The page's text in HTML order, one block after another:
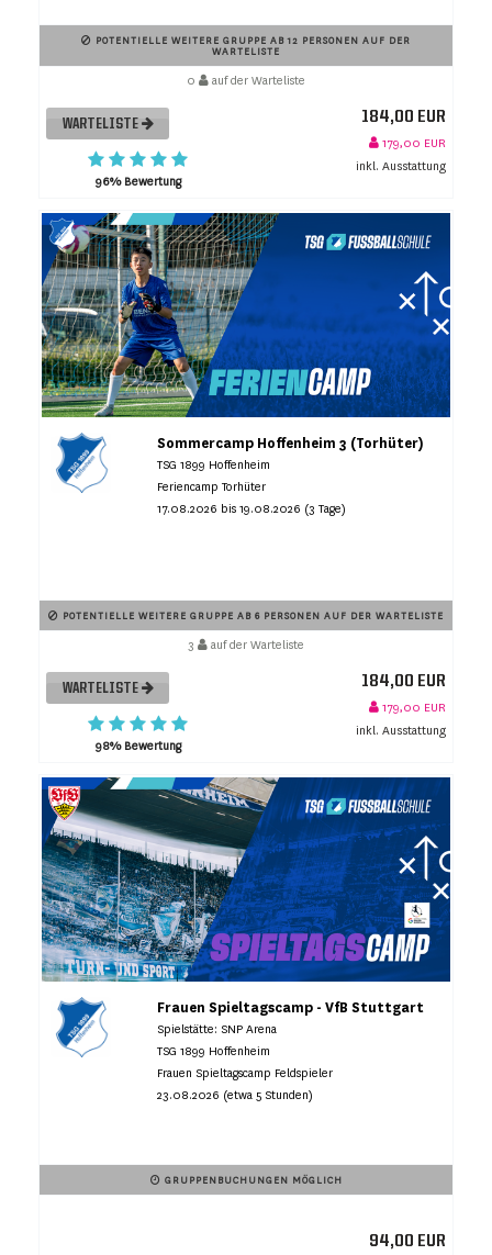
POTENTIELLE WEITERE GRUPPE AB 12 PERSONEN AUF DER
WARTELISTE
0 auf der Warteliste
WARTELISTE
96% Bewertung
184,00 EUR
179,00 EUR
inkl. Ausstattung
Sommercamp Hoffenheim 3 (Torhüter)
TSG 1899 Hoffenheim
Feriencamp Torhüter
17.08.2026 bis 19.08.2026 (3 Tage)
POTENTIELLE WEITERE GRUPPE AB 6 PERSONEN AUF DER WARTELISTE
3 auf der Warteliste
WARTELISTE
98% Bewertung
184,00 EUR
179,00 EUR
inkl. Ausstattung
Frauen Spieltagscamp - VfB Stuttgart
Spielstätte: SNP Arena
TSG 1899 Hoffenheim
Frauen Spieltagscamp Feldspieler
23.08.2026 (etwa 5 Stunden)
GRUPPENBUCHUNGEN MÖGLICH
94,00 EUR